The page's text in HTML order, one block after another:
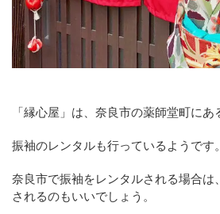
「縁心屋」は、奈良市の薬師堂町にあ
振袖のレンタルも行っているようです。
奈良市で振袖をレンタルされる場合は
されるのもいいでしょう。